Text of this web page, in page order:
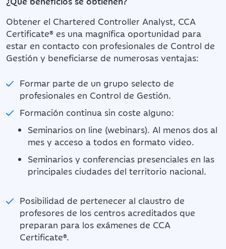
Obtener el Chartered Controller Analyst, CCA
Certificate® es una magnífica oportunidad para
estar en contacto con profesionales de Control de
Gestión y beneficiarse de numerosas ventajas:
Formar parte de un grupo selecto de
profesionales en Control de Gestión.
Formación continua sin coste alguno:
Seminarios on line (webinars). Al menos dos al
mes y acceso a todos en formato video.
Seminarios y conferencias presenciales en las
principales ciudades del territorio nacional.
Posibilidad de pertenecer al claustro de
profesores de los centros acreditados que
preparan para los exámenes de CCA
Certificate®.